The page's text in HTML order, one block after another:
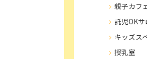
親子カフ
託児OK
キッズス
授乳室